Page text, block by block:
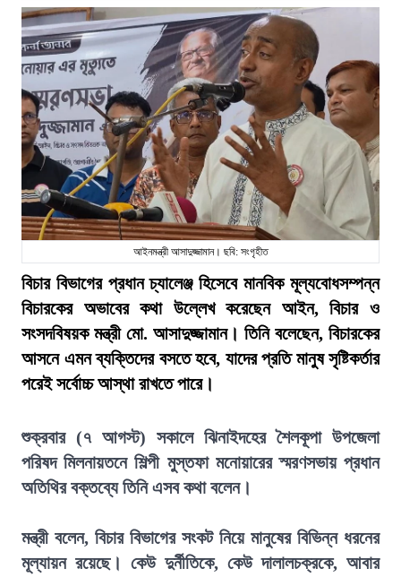
আইনমন্ত্রী আসাদুজ্জামান। ছবি: সংগৃহীত
বিচার বিভাগের প্রধান চ্যালেঞ্জ হিসেবে মানবিক মূল্যবোধসম্পন্ন
বিচারকের অভাবের কথা উল্লেখ করেছেন আইন, বিচার ও
সংসদবিষয়ক মন্ত্রী মো. আসাদুজ্জামান। তিনি বলেছেন, বিচারকের
আসনে এমন ব্যক্তিদের বসতে হবে, যাদের প্রতি মানুষ সৃষ্টিকর্তার
পরেই সর্বোচ্চ আস্থা রাখতে পারে।
শুক্রবার (৭ আগস্ট) সকালে ঝিনাইদহের শৈলকূপা উপজেলা
পরিষদ মিলনায়তনে শিল্পী মুস্তফা মনোয়ারের স্মরণসভায় প্রধান
অতিথির বক্তব্যে তিনি এসব কথা বলেন।
মন্ত্রী বলেন, বিচার বিভাগের সংকট নিয়ে মানুষের বিভিন্ন ধরনের
মূল্যায়ন রয়েছে। কেউ দুর্নীতিকে, কেউ দালালচক্রকে, আবার